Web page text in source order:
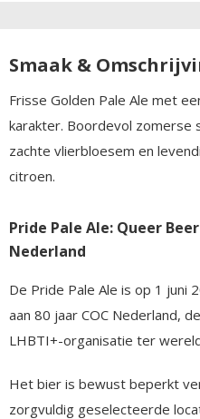
Smaak &
Frisse Golden Pale Ale met
karakter. Boordevol zomerse
zachte vlierbloesem en
citroen.
Pride Pale Ale: Queer
Nederland
De Pride Pale Ale is op 1 juni
aan 80 jaar COC Nederland,
LHBTI+-organisatie ter
Het bier is bewust beperkt
zorgvuldig geselecteerde